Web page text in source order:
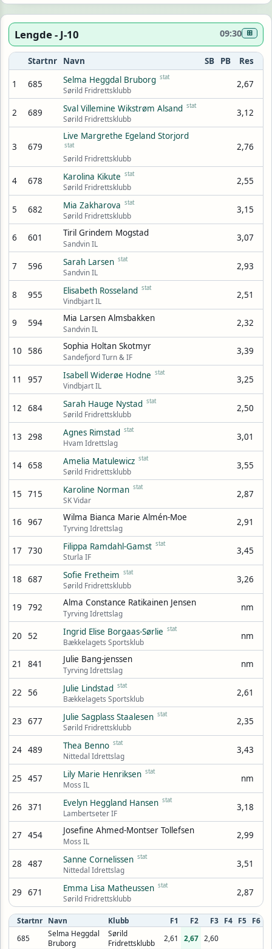
Lengde - J-10 09:30 ⊞
Startnr Navn SB PB Res
1 685 Selma Heggdal Bruborg stat
Sørild Fridrettsklubb
2,67
2 689 Sval Villemine Wikstrøm Alsand stat
Sørild Fridrettsklubb
3,12
3 679
Live Margrethe Egeland Storjord
stat
Sørild Fridrettsklubb
2,76
4 678 Karolina Kikute stat
Sørild Fridrettsklubb
2,55
5 682 Mia Zakharova stat
Sørild Fridrettsklubb
3,15
6 601 Tiril Grindem Mogstad
Sandvin IL
3,07
7 596 Sarah Larsen stat
Sandvin IL
2,93
8 955 Elisabeth Rosseland stat
Vindbjart IL
2,51
9 594 Mia Larsen Almsbakken
Sandvin IL
2,32
10 586 Sophia Holtan Skotmyr
Sandefjord Turn & IF
3,39
11 957 Isabell Widerøe Hodne stat
Vindbjart IL
3,25
12 684 Sarah Hauge Nystad stat
Sørild Fridrettsklubb
2,50
13 298 Agnes Rimstad stat
Hvam Idrettslag
3,01
14 658 Amelia Matulewicz stat
Sørild Fridrettsklubb
3,55
15 715 Karoline Norman stat
SK Vidar
2,87
16 967 Wilma Bianca Marie Almén-Moe
Tyrving Idrettslag
2,91
17 730 Filippa Ramdahl-Gamst stat
Sturla IF
3,45
18 687 Sofie Fretheim stat
Sørild Fridrettsklubb
3,26
19 792 Alma Constance Ratikainen Jensen
Tyrving Idrettslag
nm
20 52 Ingrid Elise Borgaas-Sørlie stat
Bækkelagets Sportsklub
nm
21 841 Julie Bang-jenssen
Tyrving Idrettslag
nm
22 56 Julie Lindstad stat
Bækkelagets Sportsklub
2,61
23 677 Julie Sagplass Staalesen stat
Sørild Fridrettsklubb
2,35
24 489 Thea Benno stat
Nittedal Idrettslag
3,43
25 457 Lily Marie Henriksen stat
Moss IL
nm
26 371 Evelyn Heggland Hansen stat
Lambertseter IF
3,18
27 454 Josefine Ahmed-Montser Tollefsen
Moss IL
2,99
28 487 Sanne Cornelissen stat
Nittedal Idrettslag
3,51
29 671 Emma Lisa Matheussen stat
Sørild Fridrettsklubb
2,87
Startnr Navn Klubb F1 F2 F3 F4 F5
F6
685
Selma Heggdal
Bruborg
Sørild
Fridrettsklubb
2,61 2,67 2,60